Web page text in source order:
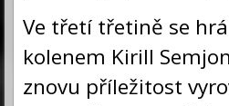
Ve třetí třetině se
kolenem Kirill
znovu příležitost